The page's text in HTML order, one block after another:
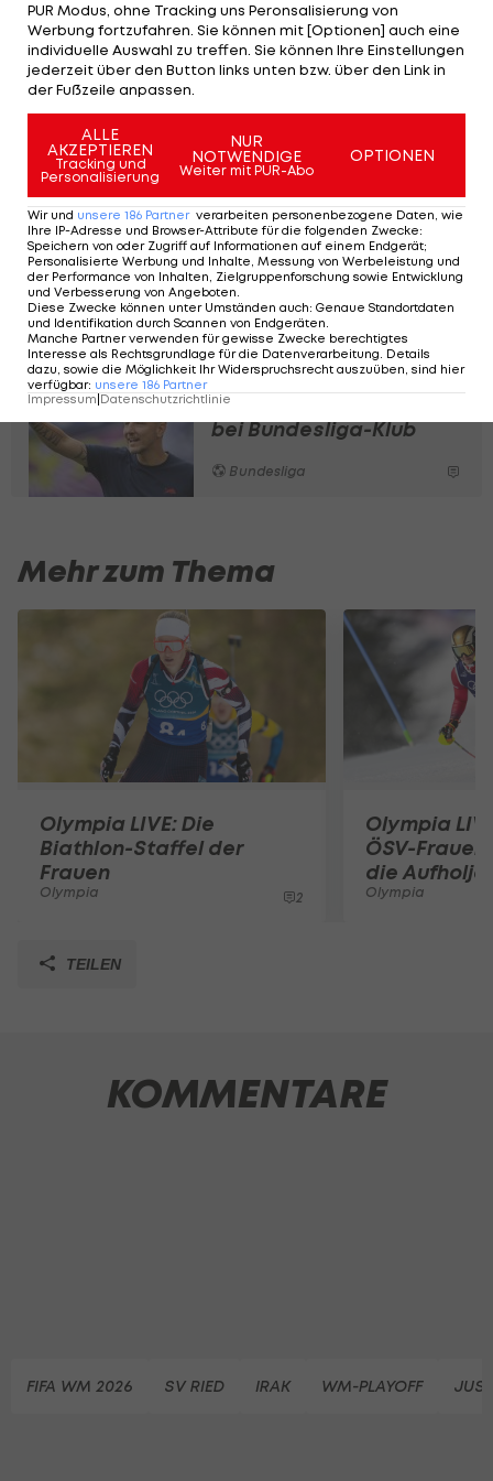
in der ADMIRAL Bundesliga.
In München trainierte der Youngster regelmäßig
bei den Bayern-Profis unter Trainer Vincent
Kompany mit. Im Herbst lief er für die
Zweitvertretung der Münchner in der Regionalliga
auf und zählte dort zu den Stammspielern.
Arase in den USA: "Ich
lebe meinen Traum"
Hintergrund
Salzburgs Beichler war
wohl Wunschkandidat
bei Bundesliga-Klub
Bundesliga
Mehr zum Thema
Olympia LIVE: Die
Biathlon-Staffel der
Frauen
Olympia 2
Olympia
ÖSV-
die
Olympia
TEILEN
KOMMENTARE
FIFA WM 2026 SV RIED IRAK WM-PLAYOFF
PUR Modus, ohne Tracking uns Peronsalisierung von
Werbung fortzufahren. Sie können mit [Optionen] auch eine
individuelle Auswahl zu treffen. Sie können Ihre Einstellungen
jederzeit über den Button links unten bzw. über den Link in
der Fußzeile anpassen.
ALLE
AKZEPTIEREN
Tracking und
Personalisierung
NUR
NOTWENDIGE
Weiter mit PUR-Abo
OPTIONEN
Wir und unsere 186 Partner verarbeiten personenbezogene Daten, wie
Ihre IP-Adresse und Browser-Attribute für die folgenden Zwecke:
Speichern von oder Zugriff auf Informationen auf einem Endgerät;
Personalisierte Werbung und Inhalte, Messung von Werbeleistung und
der Performance von Inhalten, Zielgruppenforschung sowie Entwicklung
und Verbesserung von Angeboten
Diese Zwecke können unter Umständen auch: Genaue Standortdaten
und Identifikation durch Scannen von Endgeräten
Manche Partner verwenden für gewisse Zwecke berechtigtes
Interesse als Rechtsgrundlage für die Datenverarbeitung. Details
dazu, sowie die Möglichkeit Ihr Widerspruchsrecht auszuüben, sind hier
verfügbar: unsere 186 Partner
Impressum|Datenschutzrichtlinie